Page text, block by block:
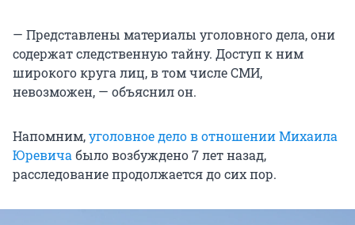
— Представлены материалы уголовного дела, они
содержат следственную тайну. Доступ к ним
широкого круга лиц, в том числе СМИ,
невозможен, — объяснил он.
Напомним,уголовное дело в отношении Михаила
Юревичабыло возбуждено 7 лет назад,
расследование продолжается до сих пор.